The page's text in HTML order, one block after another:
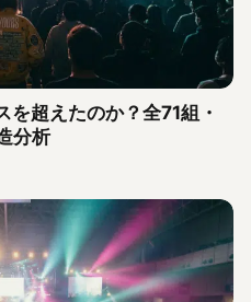
超えたのか？全71組・
分析